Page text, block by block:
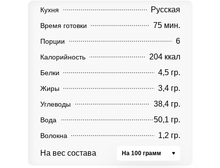
Кухня Русская
Время готовки 75 мин.
Порции 6
Калорийность 204 ккал
Белки 4,5 гр.
Жиры 3,4 гр.
Углеводы 38,4 гр.
Вода 50,1 гр.
Волокна 1,2 гр.
На вес состава На 100 грамм